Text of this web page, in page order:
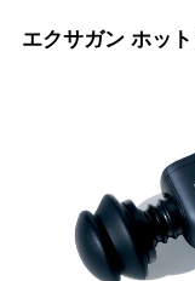
エクサガン ホッ